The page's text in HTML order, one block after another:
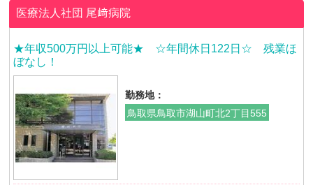
医療法人社団 尾﨑病院
★年収500万円以上可能★ ☆年間休日122日☆ 残業ほ
ぼなし！
勤務地：
鳥取県鳥取市湖山町北2丁目555